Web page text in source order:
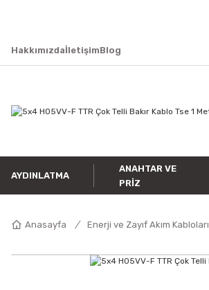
HakkımızdaİletişimBlog
AYDINLATMA
ANAHTAR VE
PRIZ
Anasayfa Enerji ve Zayıf Akım Kabloları